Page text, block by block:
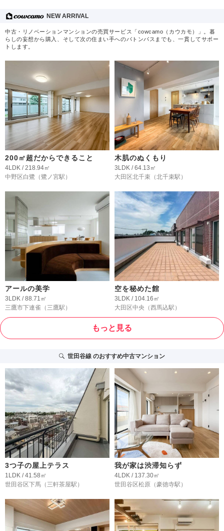
NEW ARRIVAL
中古・リノベーションマンションの売買サービス「cowcamo（カウカモ）」。暮
らしの妄想から購入、そして次の住まい手へのバトンパスまでも、一貫してサポー
トします。
200㎡超だからできること
4LDK / 218.94㎡
中野区白鷺 （鷺ノ宮駅）
木肌のぬくもり
3LDK / 64.13㎡
大田区北千束 （北千束駅）
アールの美学
3LDK / 88.71㎡
三鷹市下連雀 （三鷹駅）
空を秘めた館
3LDK / 104.16㎡
大田区中央 （西馬込駅）
もっと見る
世田谷線のおすすめ中古マンション
3つ子の屋上テラス
1LDK / 41.58㎡
世田谷区下馬 （三軒茶屋駅）
我が家は渋滞知らず
4LDK / 137.30㎡
世田谷区松原 （豪徳寺駅）